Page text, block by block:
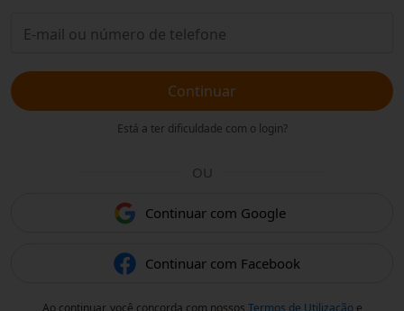
Continuar
Está a ter dificuldade com o login?
OU
Continuar com Google
Continuar com Facebook
Ao continuar, você concorda com nossos Termos de Utilizaçãoe